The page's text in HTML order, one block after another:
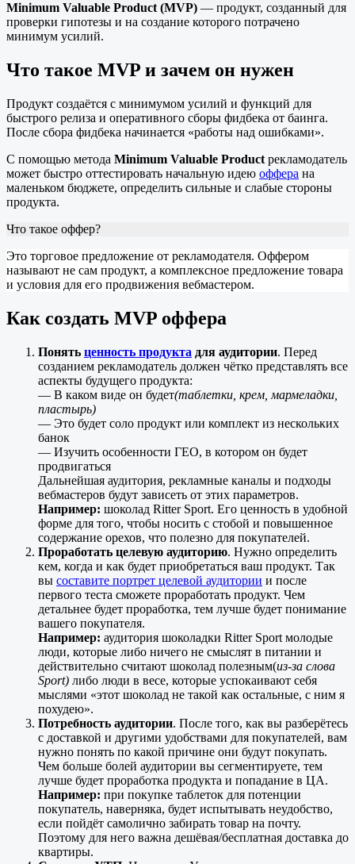
Minimum Valuable Product (MVP) — продукт, созданный для
проверки гипотезы и на создание которого потрачено
минимум усилий.
Что такое MVP и зачем он нужен
Продукт создаётся с минимумом усилий и функций для
быстрого релиза и оперативного сборы фидбека от баинга.
После сбора фидбека начинается «работы над ошибками».
С помощью метода Minimum Valuable Product рекламодатель
может быстро оттестировать начальную идею оффера на
маленьком бюджете, определить сильные и слабые стороны
продукта.
Что такое оффер?
Это торговое предложение от рекламодателя. Оффером
называют не сам продукт, а комплексное предложение товара
и условия для его продвижения вебмастером.
Как создать MVP оффера
Понять ценность продукта для аудитории. Перед
созданием рекламодатель должен чётко представлять все
аспекты будущего продукта:
— В каком виде он будет(таблетки, крем, мармеладки,
пластырь)
— Это будет соло продукт или комплект из нескольких
банок
— Изучить особенности ГЕО, в котором он будет
продвигаться
Дальнейшая аудитория, рекламные каналы и подходы
вебмастеров будут зависеть от этих параметров.
Например: шоколад Ritter Sport. Его ценность в удобной
форме для того, чтобы носить с стобой и повышенное
содержание орехов, что полезно для покупателей.
Проработать целевую аудиторию. Нужно определить
кем, когда и как будет приобретаться ваш продукт. Так
вы составите портрет целевой аудитории и после
первого теста сможете проработать продукт. Чем
детальнее будет проработка, тем лучше будет понимание
вашего покупателя.
Например: аудитория шоколадки Ritter Sport молодые
люди, которые либо ничего не смыслят в питании и
действительно считают шоколад полезным(из-за слова
Sport) либо люди в весе, которые успокаивают себя
мыслями «этот шоколад не такой как остальные, с ним я
похудею».
Потребность аудитории. После того, как вы разберётесь
с доставкой и другими удобствами для покупателей, вам
нужно понять по какой причине они будут покупать.
Чем больше болей аудитории вы сегментируете, тем
лучше будет проработка продукта и попадание в ЦА.
Например: при покупке таблеток для потенции
покупатель, наверняка, будет испытывать неудобство,
если пойдёт самолично забирать товар на почту.
Поэтому для него важна дешёвая/бесплатная доставка до
квартиры.